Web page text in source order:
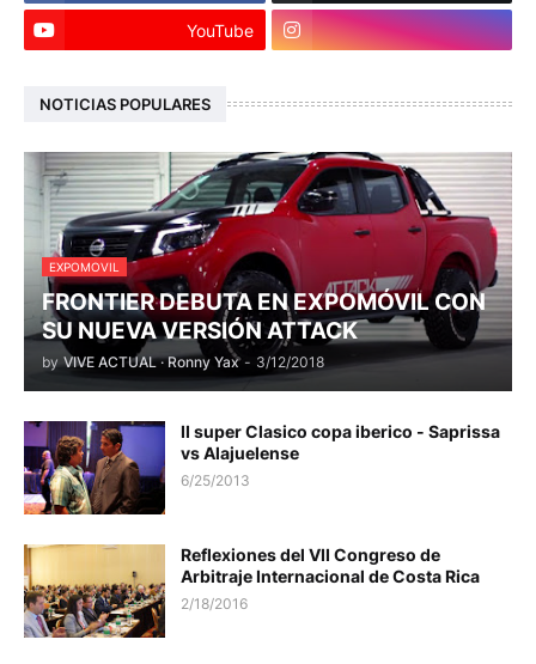
YouTube
NOTICIAS POPULARES
EXPOMOVIL
FRONTIER DEBUTA EN EXPOMÓVIL CON
SU NUEVA VERSIÓN ATTACK
by VIVE ACTUAL · Ronny Yax - 3/12/2018
II super Clasico copa iberico - Saprissa
vs Alajuelense
6/25/2013
Reflexiones del VII Congreso de
Arbitraje Internacional de Costa Rica
2/18/2016